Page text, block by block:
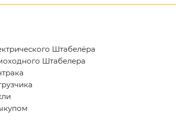
Штабелёра
Штабелера